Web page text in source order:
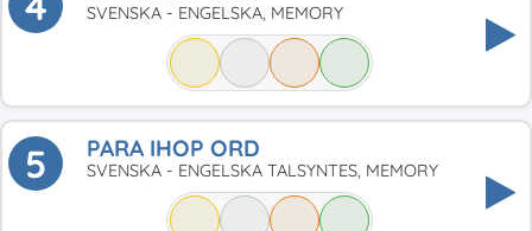
SVENSKA - ENGELSKA, MEMORY
5 PARA IHOP ORD
SVENSKA - ENGELSKA TALSYNTES, MEMORY